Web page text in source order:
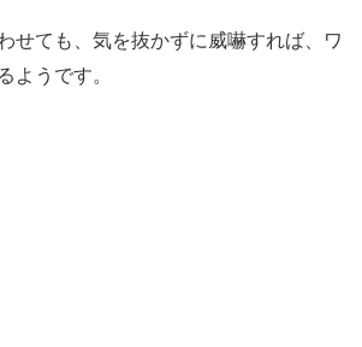
せても、気を抜かずに威嚇すれば、ワ
ようです。